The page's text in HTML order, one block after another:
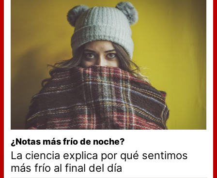
¿Notas más frío de noche?
La ciencia explica por qué sentimos
más frío al final del día